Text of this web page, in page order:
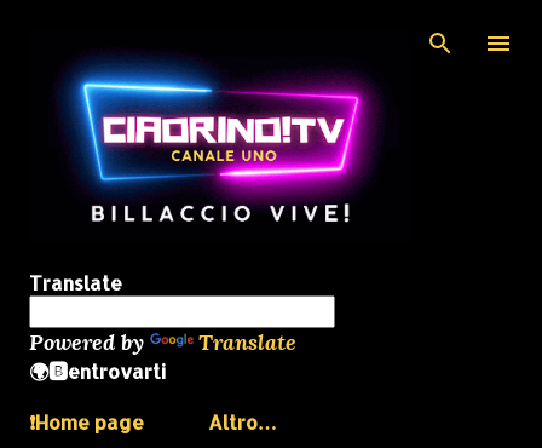
Translate
Powered by Translate
🌍🅱️entrovarti
❗️Home page
Altro…